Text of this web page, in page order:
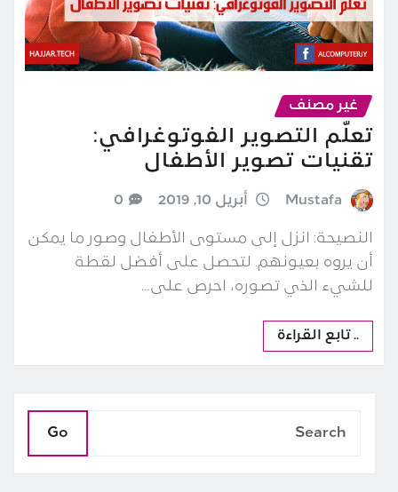
غير مصنف
تعلّم التصوير الفوتوغرافي:
تقنيات تصوير الأطفال
Mustafa أبريل 10, 2019 0
النصيحة: انزل إلى مستوى الأطفال وصور ما يمكن
أن يروه بعيونهم. لتحصل على أفضل لقطة
للشيء الذي تصوره، احرص على…
.. تابع القراءة
Go